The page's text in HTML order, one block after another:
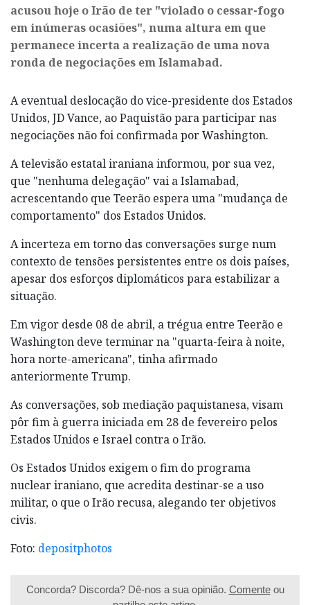
acusou hoje o Irão de ter "violado o cessar-fogo
em inúmeras ocasiões", numa altura em que
permanece incerta a realização de uma nova
ronda de negociações em Islamabad.
A eventual deslocação do vice-presidente dos Estados
Unidos, JD Vance, ao Paquistão para participar nas
negociações não foi confirmada por Washington.
A televisão estatal iraniana informou, por sua vez,
que "nenhuma delegação" vai a Islamabad,
acrescentando que Teerão espera uma "mudança de
comportamento" dos Estados Unidos.
A incerteza em torno das conversações surge num
contexto de tensões persistentes entre os dois países,
apesar dos esforços diplomáticos para estabilizar a
situação.
Em vigor desde 08 de abril, a trégua entre Teerão e
Washington deve terminar na "quarta-feira à noite,
hora norte-americana", tinha afirmado
anteriormente Trump.
As conversações, sob mediação paquistanesa, visam
pôr fim à guerra iniciada em 28 de fevereiro pelos
Estados Unidos e Israel contra o Irão.
Os Estados Unidos exigem o fim do programa
nuclear iraniano, que acredita destinar-se a uso
militar, o que o Irão recusa, alegando ter objetivos
civis.
Foto: depositphotos
Concorda? Discorda? Dê-nos a sua opinião. Comenteou